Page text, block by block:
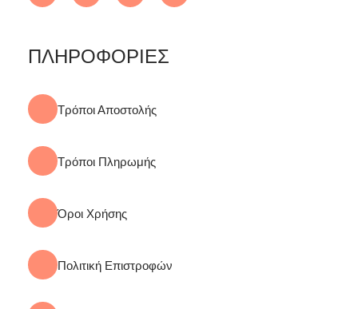
ΠΛΗΡΟΦΟΡΙΕΣ
Τρόποι Αποστολής
Τρόποι Πληρωμής
Όροι Χρήσης
Πολιτική Επιστροφών